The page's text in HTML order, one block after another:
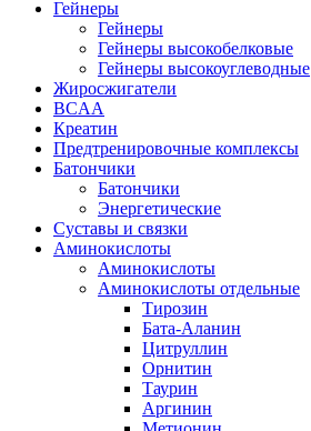
Гейнеры
Гейнеры
Гейнеры высокобелковые
Гейнеры высокоуглеводные
Жиросжигатели
BCAA
Креатин
Предтренировочные комплексы
Батончики
Батончики
Энергетические
Суставы и связки
Аминокислоты
Аминокислоты
Аминокислоты отдельные
Тирозин
Бата-Аланин
Цитруллин
Орнитин
Таурин
Аргинин